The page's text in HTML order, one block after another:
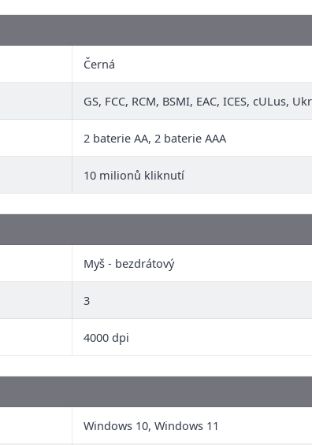
Černá
GS, FCC, RCM, BSMI, EAC, ICES, cULus,
2 baterie AA, 2 baterie AAA
10 milionů kliknutí
Myš - bezdrátový
3
4000 dpi
Windows 10, Windows 11